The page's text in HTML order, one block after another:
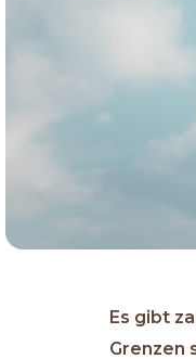
Es gibt
Grenzen